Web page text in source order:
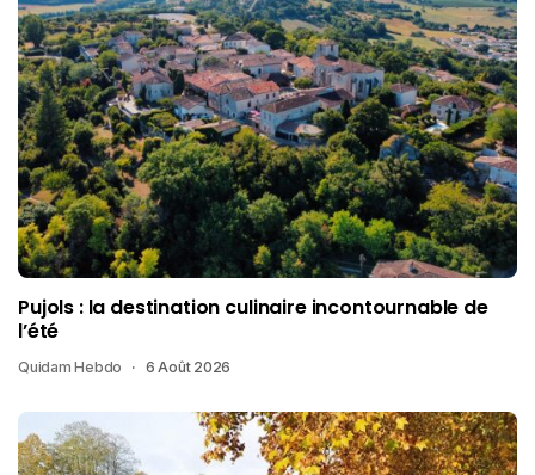
Pujols : la destination culinaire incontournable de
l’été
Quidam Hebdo 6 Août 2026